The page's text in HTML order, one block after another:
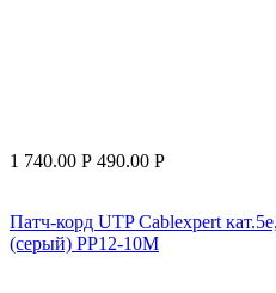
1 740.00 Р 490.00 Р
Патч-корд UTP Cablexpert
(серый) PP12-10M